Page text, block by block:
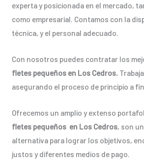
experta y posicionada en el mercado,
como empresarial. Contamos con la
técnica, y el personal adecuado.
Con nosotros puedes contratar los
fletes pequeños en Los Cedros.
asegurando el proceso de principio a
Ofrecemos un amplio y extenso
fletes pequeños en Los Cedros, son
alternativa para lograr los objetivos,
justos y diferentes medios de pago.